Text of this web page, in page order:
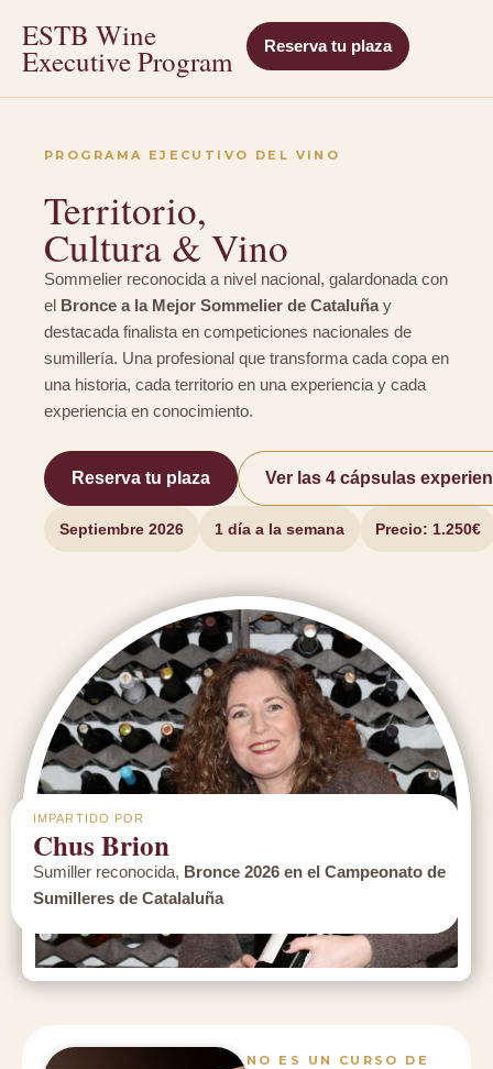
ESTB Wine
Executive Program Reserva tu plaza
PROGRAMA EJECUTIVO DEL VINO
Territorio,
Cultura & Vino
Sommelier reconocida a nivel nacional, galardonada con
el Bronce a la Mejor Sommelier de Cataluñay
destacada finalista en competiciones nacionales de
sumillería. Una profesional que transforma cada copa en
una historia, cada territorio en una experiencia y cada
experiencia en conocimiento.
Reserva tu plaza Ver las 4 cápsulas
Septiembre 2026 1 día a la semana Precio: 1.250€
IMPARTIDO POR
Chus Brion
Sumiller reconocida, Bronce 2026 en el Campeonato de
Sumilleres de Catalaluña
NO ES UN CURSO DE